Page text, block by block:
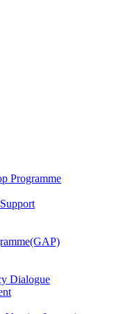
Programme
Dialogue